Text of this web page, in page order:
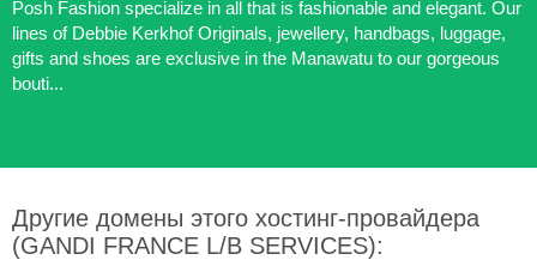
Posh Fashion specialize in all that is fashionable and elegant. Our
lines of Debbie Kerkhof Originals, jewellery, handbags, luggage,
gifts and shoes are exclusive in the Manawatu to our gorgeous
bouti...
Другие домены этого хостинг-провайдера
(GANDI FRANCE L/B SERVICES):